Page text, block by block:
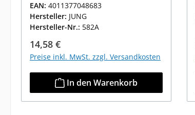
EAN: 4011377048683
Hersteller: JUNG
Hersteller-Nr.: 582A
Regulärer Preis:
14,58 €
Preise inkl. MwSt. zzgl. Versandkosten
In den Warenkorb